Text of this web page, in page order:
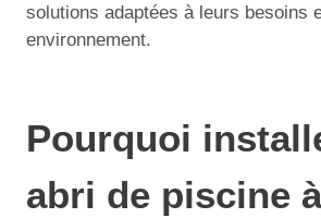
solutions adaptées à leurs besoins
environnement.
Pourquoi
abri de piscine à